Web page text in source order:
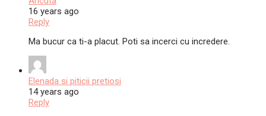
16 years ago
Reply
Ma bucur ca ti-a placut. Poti sa incerci cu incredere.
Elenada si piticii pretiosi
14 years ago
Reply